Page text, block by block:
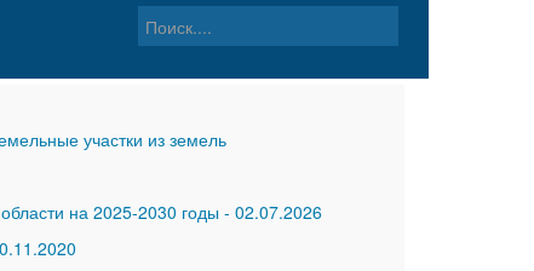
участки из земель
на 2025-2030 годы - 02.07.2026